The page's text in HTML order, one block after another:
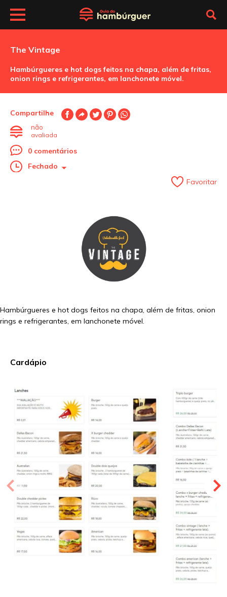
The Vintage
Hambúrgueres e hot dogs feitos na chapa, além de fritas,
onion rings e refrigerantes, em lanchonete móvel.
Compartilhe
não
avaliada
0 comentários
Fechado
Favoritar
Hambúrgueres e hot dogs feitos na chapa, além de fritas, onion
rings e refrigerantes, em lanchonete móvel.
Cardápio